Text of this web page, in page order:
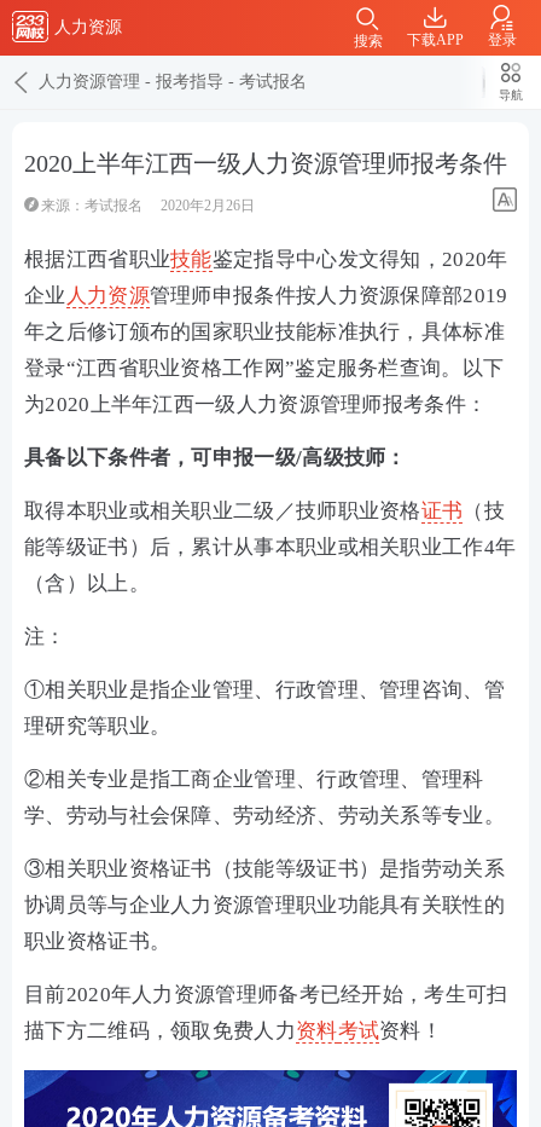
人力资源
下载APP 登录
搜索
人力资源管理 - 报考指导 - 考试报名
导航
2020上半年江西一级人力资源管理师报考条件
来源： 考试报名 2020年2月26日
根据江西省职业技能鉴定指导中心发文得知，2020年
企业 人力资源管理师申报条件按人力资源保障部2019
年之后修订颁布的国家职业技能标准执行，具体标准
登录“江西省职业资格工作网”鉴定服务栏查询。以下
为2020上半年江西一级人力资源管理师报考条件：
具备以下条件者，可申报一级/高级技师：
取得本职业或相关职业二级／技师职业资格证书 （技
能等级证书）后，累计从事本职业或相关职业工作4年
（含）以上。
注：
①相关职业是指企业管理、行政管理、管理咨询、管
理研究等职业。
②相关专业是指工商企业管理、行政管理、管理科
学、劳动与社会保障、劳动经济、劳动关系等专业。
③相关职业资格证书（技能等级证书）是指劳动关系
协调员等与企业人力资源管理职业功能具有关联性的
职业资格证书。
目前2020年人力资源管理师备考已经开始，考生可扫
描下方二维码，领取免费人力资料考试资料！